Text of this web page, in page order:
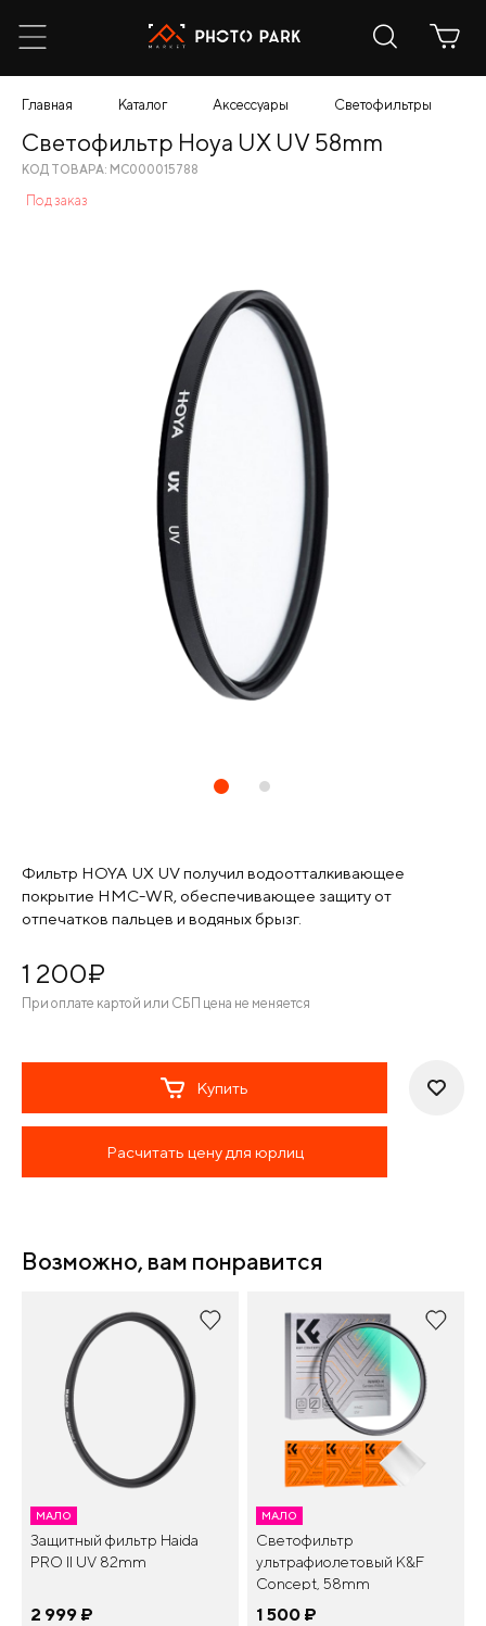
Главная Каталог Аксессуары Светофильтры
Фильтр HOYA UX UV получил водоотталкивающее
покрытие HMC-WR, обеспечивающее защиту от
отпечатков пальцев и водяных брызг.
1 200¤
При оплате картой или СБП цена не меняется
Купить
Расчитать цену для юрлиц
Возможно, вам понравится
МАЛО
Защитный фильтр Haida
PRO II UV 82mm
2 999 ¤
МАЛО
Светофильтр
ультрафиолетовый K&F
Concept, 58mm
1 500 ¤
Светофильтр Hoya UX UV 58mm
КОД ТОВАРА: МС000015788
Под заказ